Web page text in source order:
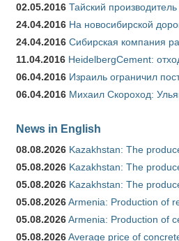
02.05.2016 Тайский
24.04.2016 На новосибирской
24.04.2016 Сибирская компания
11.04.2016 HeidelbergCement:
06.04.2016 Израиль ограничил
06.04.2016 Михаил Скороход:
News in English
08.08.2026 Kazakhstan: The
05.08.2026 Kazakhstan: The
05.08.2026 Kazakhstan: The
05.08.2026Armenia: Production of
05.08.2026Armenia: Production of
05.08.2026Average price of